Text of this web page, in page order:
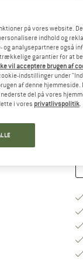
på vores website.
indhold og
analysepartnere også
garantier for at
vil acceptere brugen af
indstillinger under
af denne hjemmeside.
del på vores
i vores privatlivspolitik.